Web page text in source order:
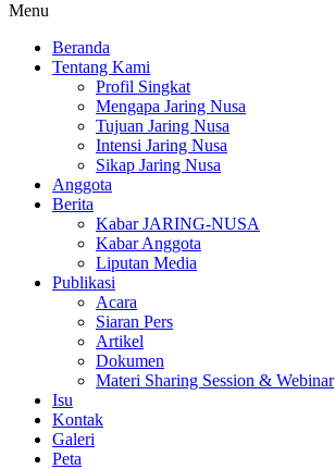
Menu
Beranda
Tentang Kami
Profil Singkat
Mengapa Jaring Nusa
Tujuan Jaring Nusa
Intensi Jaring Nusa
Sikap Jaring Nusa
Anggota
Berita
Kabar JARING-NUSA
Kabar Anggota
Liputan Media
Publikasi
Acara
Siaran Pers
Artikel
Dokumen
Materi Sharing Session & Webinar
Isu
Kontak
Galeri
Peta